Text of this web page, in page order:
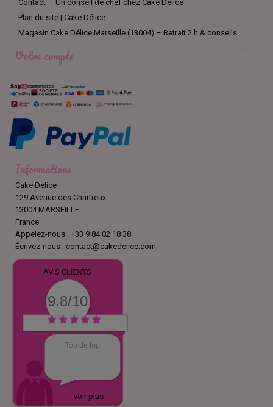
Contact — Un conseil de chef chez Cake Délice
Plan du site | Cake Délice
Magasin Cake Délice Marseille (13004) – Retrait 2 h & conseils
Votre compte
Informations
Cake Delice
129 Avenue des Chartreux
13004 MARSEILLE
France
Appelez-nous : +33 9 84 02 18 38
Écrivez-nous : contact@cakedelice.com
AVIS CLIENTS
9.8/10
Top de top
voir plus